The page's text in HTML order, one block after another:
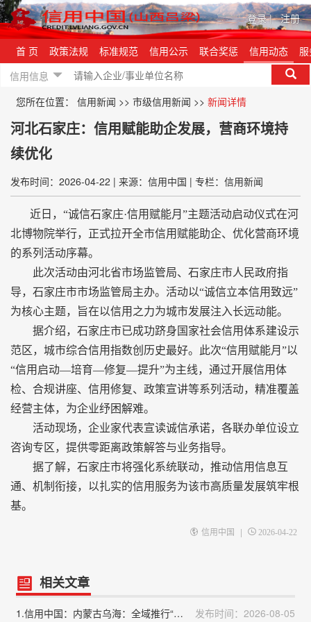
登录| 注册
首 页 政策法规 标准规范 信用公示 联合奖惩 信用动态
信用信息
您所在位置： 信用新闻 >> 市级信用新闻 >> 新闻详情
河北石家庄：信用赋能助企发展，营商环境持
续优化
发布时间：2026-04-22 | 来源：信用中国 | 专栏：信用新闻
近日，“诚信石家庄·信用赋能月”主题活动启动仪式在河
北博物院举行，正式拉开全市信用赋能助企、优化营商环境
的系列活动序幕。
此次活动由河北省市场监管局、石家庄市人民政府指
导，石家庄市市场监管局主办。活动以“诚信立本信用致远”
为核心主题，旨在以信用之力为城市发展注入长远动能。
据介绍，石家庄市已成功跻身国家社会信用体系建设示
范区，城市综合信用指数创历史最好。此次“信用赋能月”以
“信用启动—培育—修复—提升”为主线，通过开展信用体
检、合规讲座、信用修复、政策宣讲等系列活动，精准覆盖
经营主体，为企业纾困解难。
活动现场，企业家代表宣读诚信承诺，各联办单位设立
咨询专区，提供零距离政策解答与业务指导。
据了解，石家庄市将强化系统联动，推动信用信息互
通、机制衔接，以扎实的信用服务为该市高质量发展筑牢根
基。
信用中国 | 2026-04-22
相关文章
1.信用中国：内蒙古乌海：全域推行“信用代证”改革赋能政务服务提质增效 发布时间：2026-08-05